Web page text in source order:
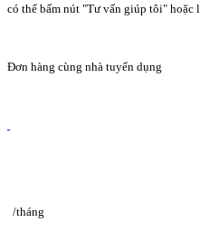
có thể bấm nút "Tư vấn giúp tôi" hoặc
Đơn hàng cùng nhà tuyển dụng
/tháng